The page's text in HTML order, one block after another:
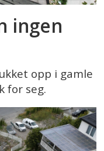
ingen
opp i gamle
for seg.